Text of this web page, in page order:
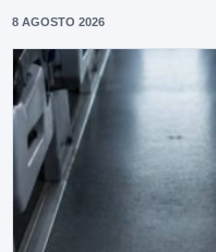
8 AGOSTO 2026